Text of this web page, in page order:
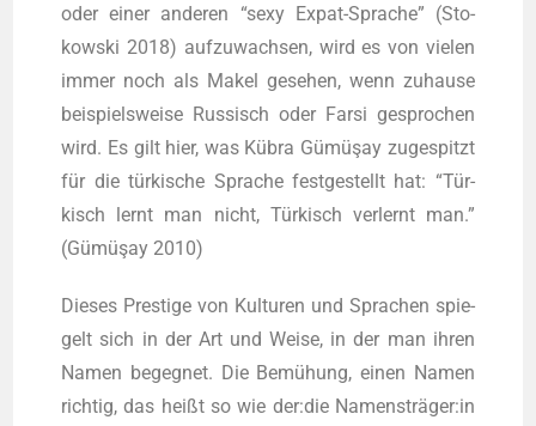
oder einer ande­ren “sexy Expat-Spra­che” (Sto­
kow­ski 2018) auf­zu­wach­sen, wird es von vie­len
immer noch als Makel gese­hen, wenn zuhau­se
bei­spiels­wei­se Rus­sisch oder Far­si gespro­chen
wird. Es gilt hier, was Kübra Gümüşay zuge­spitzt
für die tür­ki­sche Spra­che fest­ge­stellt hat: “Tür­
kisch lernt man nicht, Tür­kisch ver­lernt man.”
(Gümüşay 2010)
Die­ses Pres­ti­ge von Kul­tu­ren und Spra­chen spie­
gelt sich in der Art und Wei­se, in der man ihren
Namen begeg­net. Die Bemü­hung, einen Namen
rich­tig, das heißt so wie der:die Namensträger:in